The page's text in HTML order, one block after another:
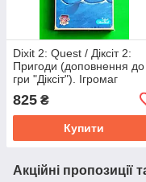
Dixit 2: Quest / Діксіт 2:
Пригоди (доповнення до
гри "Діксіт"). Ігромаг
825 ₴
Купити
Акційні пропозиції